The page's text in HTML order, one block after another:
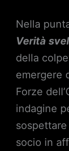
Nella
Verità
della
emergere
Forze
indagine
sospettare
socio in